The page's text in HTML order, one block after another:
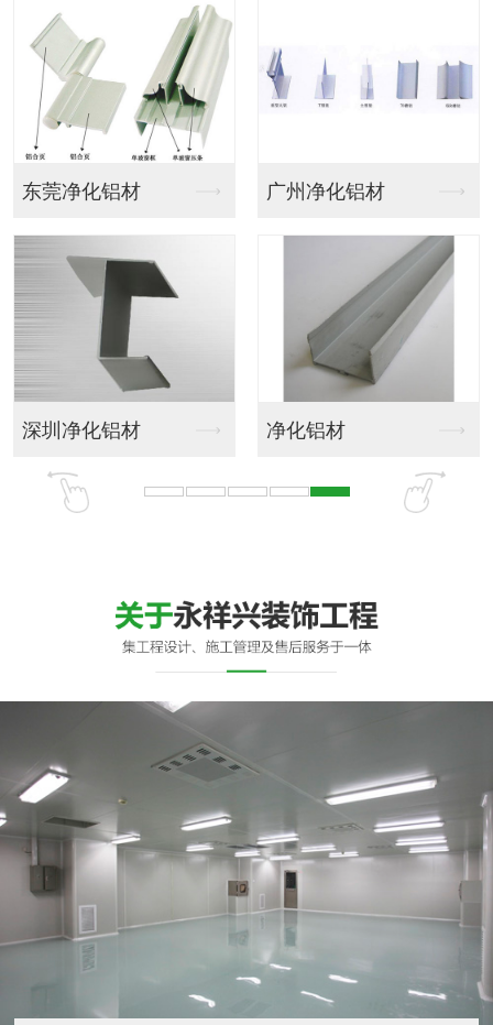
东莞净化铝材 广州净化铝材
深圳净化铝材 净化铝材